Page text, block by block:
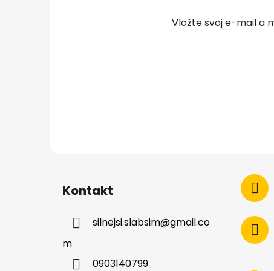
Vložte svoj e-mail a
Kontakt
silnejsi.slabsim@gmail.co
m
0903140799